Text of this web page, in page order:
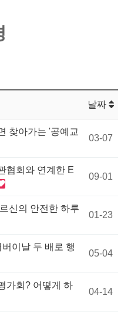
날짜
찾아가는 '공예교
03-07
협회와 연계한 E
09-01
신의 안전한 하루
01-23
이날 두 배로 행
05-04
가회? 어떻게 하
04-14